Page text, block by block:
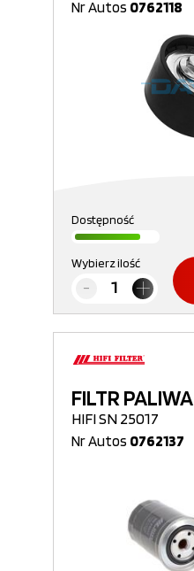
Nr Autos 0762118
Dostępność
Wybierz ilość
FILTR PALIWA
HIFI SN 25017
Nr Autos 0762137